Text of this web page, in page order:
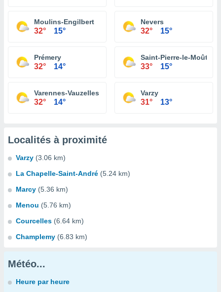
Moulins-Engilbert
32° 15°
Nevers
32° 15°
Prémery
32° 14°
Saint-Pierre-le-Moûtier
33° 15°
Varennes-Vauzelles
32° 14°
Varzy
31° 13°
Localités à proximité
Varzy (3.06 km)
La Chapelle-Saint-André (5.24 km)
Marcy (5.36 km)
Menou (5.76 km)
Courcelles (6.64 km)
Champlemy (6.83 km)
Météo...
Heure par heure